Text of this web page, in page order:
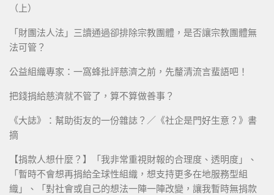
（上）
「財團法人法」三讀通過卻排除宗教團體，是否讓宗教團體無
法可管？
公益組織專家：一窩蜂批評慈濟之前，先釐清流言蜚語吧！
把錢捐給慈濟就不管了，算不算做善事？
《大誌》：幫助街友的一份雜誌？／《社企是門好生意？》書
摘
【捐款人想什麼？】「我非常重視財報的合理度、透明度」、
「暫時不會想再捐給全球性組織，想支持更多在地服務型組
織」、「對社會或自己的想法一陣一陣改變，讓我暫時無捐款